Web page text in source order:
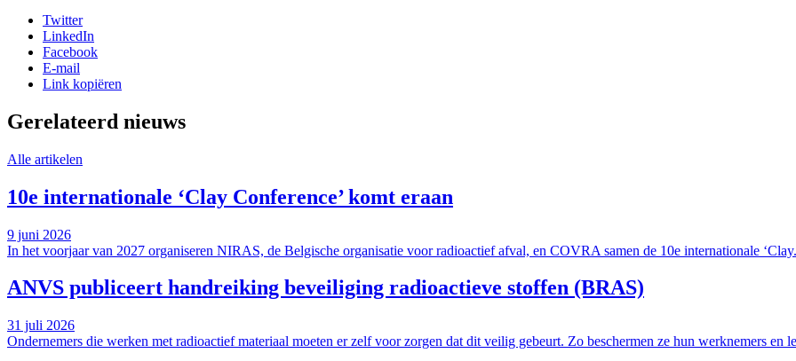
Twitter
LinkedIn
Facebook
E-mail
Link kopiëren
Gerelateerd nieuws
Alle artikelen
10e internationale ‘Clay Conference’ komt eraan
9 juni 2026
In het voorjaar van 2027 organiseren NIRAS, de Belgische organisatie voor radioactief afval, en COVRA samen de 10e internationale
ANVS publiceert handreiking beveiliging radioactieve stoffen (BRAS)
31 juli 2026
Ondernemers die werken met radioactief materiaal moeten er zelf voor zorgen dat dit veilig gebeurt. Zo beschermen ze hun werknemers en